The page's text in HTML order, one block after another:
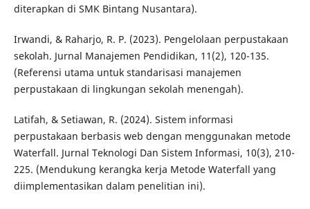
diterapkan di SMK Bintang Nusantara).
Irwandi, & Raharjo, R. P. (2023). Pengelolaan perpustakaan
sekolah. Jurnal Manajemen Pendidikan, 11(2), 120-135.
(Referensi utama untuk standarisasi manajemen
perpustakaan di lingkungan sekolah menengah).
Latifah, & Setiawan, R. (2024). Sistem informasi
perpustakaan berbasis web dengan menggunakan metode
Waterfall. Jurnal Teknologi Dan Sistem Informasi, 10(3), 210-
225. (Mendukung kerangka kerja Metode Waterfall yang
diimplementasikan dalam penelitian ini).